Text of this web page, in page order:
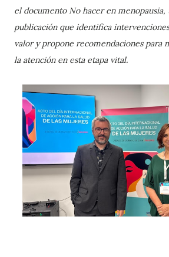
el documento No hacer en menopausia,
publicación que identifica
valor y propone recomendaciones para
la atención en esta etapa vital.